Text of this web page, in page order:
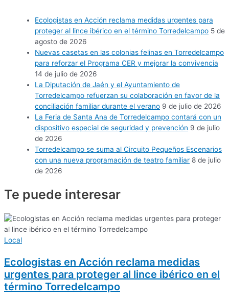
Ecologistas en Acción reclama medidas urgentes para
proteger al lince ibérico en el término Torredelcampo 5 de
agosto de 2026
Nuevas casetas en las colonias felinas en Torredelcampo
para reforzar el Programa CER y mejorar la convivencia
14 de julio de 2026
La Diputación de Jaén y el Ayuntamiento de
Torredelcampo refuerzan su colaboración en favor de la
conciliación familiar durante el verano 9 de julio de 2026
La Feria de Santa Ana de Torredelcampo contará con un
dispositivo especial de seguridad y prevención 9 de julio
de 2026
Torredelcampo se suma al Circuito Pequeños Escenarios
con una nueva programación de teatro familiar 8 de julio
de 2026
Te puede interesar
Local
Ecologistas en Acción reclama medidas
urgentes para proteger al lince ibérico en el
término Torredelcampo